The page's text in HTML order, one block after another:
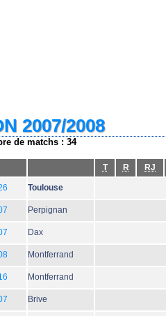
2007/2008
de matchs : 34
T R RJ
Toulouse
Perpignan
Dax
Montferrand
Montferrand
Brive